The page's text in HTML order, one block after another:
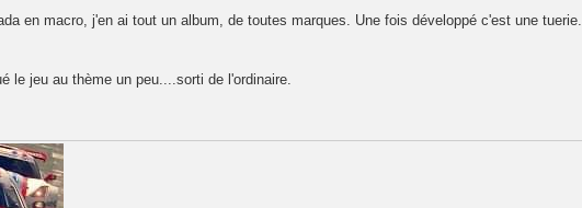
en macro, j'en ai tout un album, de toutes marques. Une fois développé c'est une tuerie.
le jeu au thème un peu....sorti de l'ordinaire.